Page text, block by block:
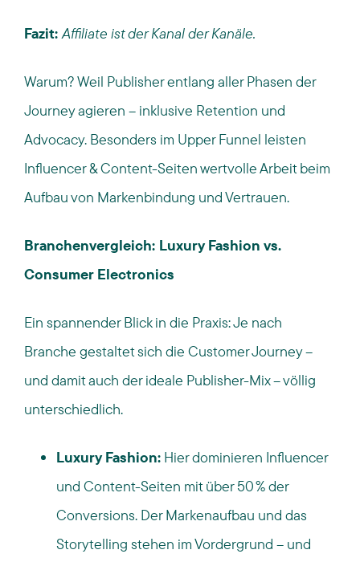
Fazit:Affiliate ist der Kanal der Kanäle.
Warum? Weil Publisher entlang aller Phasen der
Journey agieren – inklusive Retention und
Advocacy. Besonders im Upper Funnel leisten
Influencer & Content-Seiten wertvolle Arbeit beim
Aufbau von Markenbindung und Vertrauen.
Branchenvergleich: Luxury Fashion vs.
Consumer Electronics
Ein spannender Blick in die Praxis: Je nach
Branche gestaltet sich die Customer Journey –
und damit auch der ideale Publisher-Mix – völlig
unterschiedlich.
Luxury Fashion: Hier dominieren Influencer
und Content-Seiten mit über 50 % der
Conversions. Der Markenaufbau und das
Storytelling stehen im Vordergrund – und